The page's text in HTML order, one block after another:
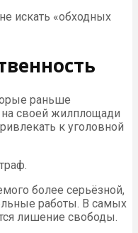
искать «обходных
раньше
на своей жилплощади
к уголовной
более серьёзной,
работы. В самых
лишение свободы.